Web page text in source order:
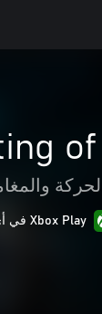
of
الحركة
Xbox Play في أي مكان